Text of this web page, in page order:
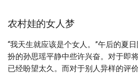
农村娃的女人梦
“我天生就应该是个女人。”午后的夏
扮的孙思瑶平静中些许兴奋。对于即
已经盼望太久。而对于别人异样的评